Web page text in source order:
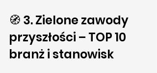
🧭 3. Zielone zawody
przyszłości – TOP 10
branż i stanowisk